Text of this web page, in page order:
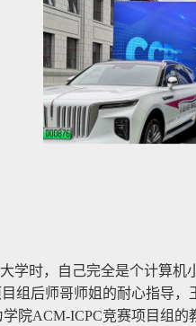
学时，自己完全是个计算
组后师哥师姐的耐心指导
院ACM-ICPC竞赛项目组